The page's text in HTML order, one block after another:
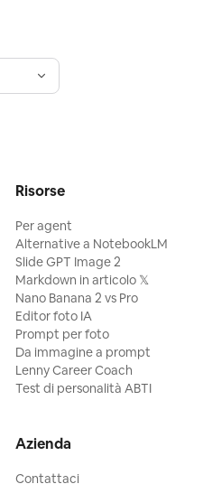
Risorse
Per agent
Alternative a NotebookLM
Slide GPT Image 2
Markdown in articolo 𝕏
Nano Banana 2 vs Pro
Editor foto IA
Prompt per foto
Da immagine a prompt
Lenny Career Coach
Test di personalità ABTI
Azienda
Contattaci